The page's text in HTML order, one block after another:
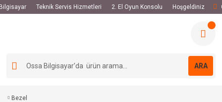
Teknik Servis Hizmetleri 2. El Oyun Konsolu Hoşgeldiniz
ARA
Bezel